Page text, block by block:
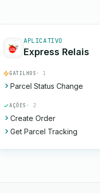
APLICATIVO
Express Relais
GATILHOS · 1
Parcel Status Change
AÇÕES · 2
Create Order
Get Parcel Tracking